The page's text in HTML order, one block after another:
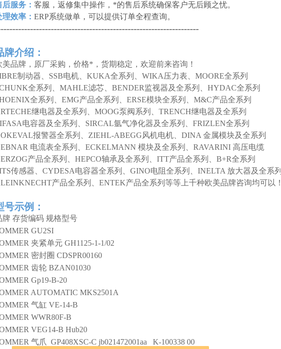
后服务： 客服，返修集中操作，*的售后系统确保客户无后顾之忧。
理效率： ERP系统做单，可以提供订单全程查询。
牌介绍：
美品牌，原厂采购，价格*，货期稳定，欢迎前来咨询！
制动器、SSB电机、KUKA全系列、WIKA压力表、MOORE全系列
全系列、MAHLE滤芯、BENDER监视器及全系列、HYDAC全系列
全系列、EMG产品全系列、ERSE模块全系列、M&C产品全系列
继电器及全系列、MOOG泵阀系列、TRENCH继电器及全系列
电容器及全系列、SIRCAL氩气净化器及全系列、FRIZLEN全系列
报警器全系列、ZIEHL-ABEGG风机电机、DINA 金属模块及全系列
电流表全系列、ECKELMANN 模块及全系列、RAVARINI 高压电缆
产品全系列、HEPCO轴承及全系列、ITT产品全系列、B+R全系列
传感器、CYDESA电容器全系列、GINO电阻全系列、INELTA 放大器及全系列
产品全系列、ENTEK产品全系列等等上千种欧美品牌咨询均可以！
号示例：
牌 存货编码 规格型号
GU2SI
夹紧单元 GH1125-1-1/02
密封圈 CDSPR00160
齿轮 BZAN01030
Gp19-B-20
AUTOMATIC MKS2501A
气缸 VE-14-B
WWR80F-B
VEG14-B Hub20
气爪 GP408XSC-C jb021472001aa K-100338 00